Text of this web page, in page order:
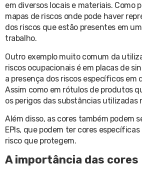
em diversos locais e materiais. Como
mapas de riscos onde pode haver
dos riscos que estão presentes em
trabalho.
Outro exemplo muito comum da
riscos ocupacionais é em placas de
a presença dos riscos específicos em
Assim como em rótulos de produtos
os perigos das substâncias utilizadas
Além disso, as cores também podem
EPIs, que podem ter cores
risco que protegem.
A importância das cores